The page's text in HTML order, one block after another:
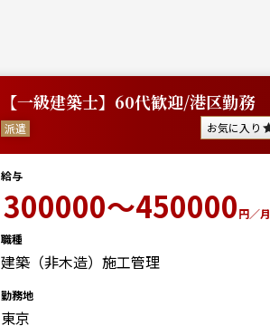
【一級建築士】60代歓迎/港区勤務
派遣 お気に入り
給与
300000～450000円／月
職種
建築（非木造）施工管理
勤務地
東京